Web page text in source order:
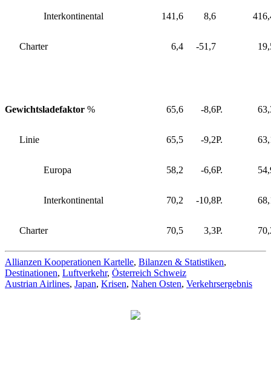
Interkontinental 141,6 8,6
Charter 6,4 -51,7
Gewichtsladefaktor % 65,6 -8,6P.
Linie 65,5 -9,2P.
Europa 58,2 -6,6P.
Interkontinental 70,2 -10,8P.
Charter 70,5 3,3P.
Allianzen Kooperationen Kartelle, Bilanzen & Statistiken,
Destinationen, Luftverkehr, Österreich Schweiz
Austrian Airlines, Japan, Krisen, Nahen Osten, Verkehrsergebnis